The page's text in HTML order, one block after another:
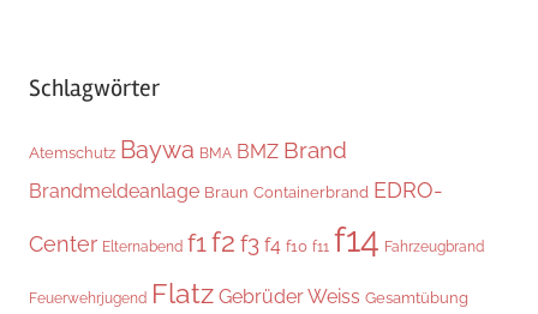
Schlagwörter
Atemschutz Baywa BMA BMZ Brand
Brandmeldeanlage Braun Containerbrand EDRO-
Center Elternabend f1f2 f3 f4 f10 f11 f14 Fahrzeugbrand
Feuerwehrjugend Flatz Gebrüder Weiss Gesamtübung